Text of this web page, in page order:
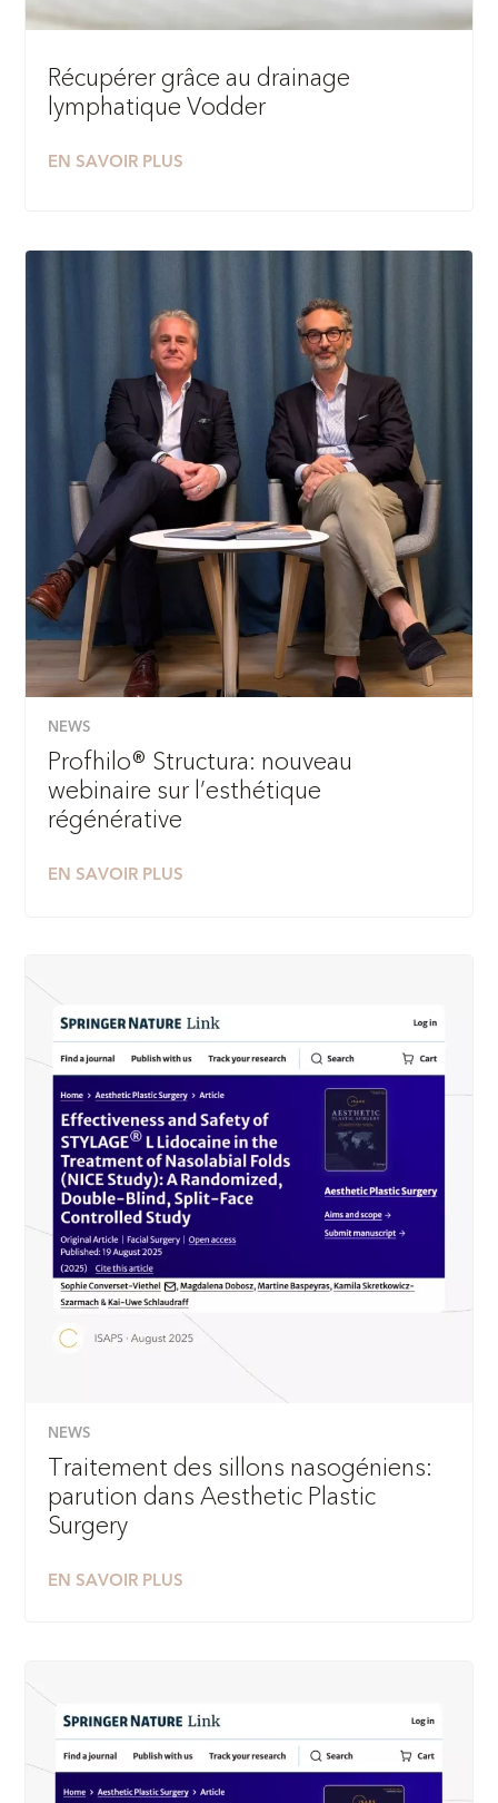
Récupérer grâce au drainage
lymphatique Vodder
EN SAVOIR PLUS
NEWS
Profhilo® Structura: nouveau
webinaire sur l’esthétique
régénérative
EN SAVOIR PLUS
NEWS
Traitement des sillons nasogéniens:
parution dans Aesthetic Plastic
Surgery
EN SAVOIR PLUS